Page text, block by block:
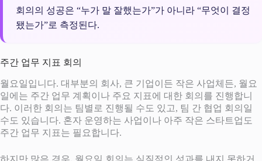
회의의 성공은 “누가 말 잘했는가”가 아니라 “무엇이 결정
됐는가”로 측정된다.
주간 업무 지표 회의
월요일입니다. 대부분의 회사, 큰 기업이든 작은 사업체든, 월요
일에는 주간 업무 계획이나 주요 지표에 대한 회의를 진행합니
다. 이러한 회의는 팀별로 진행될 수도 있고, 팀 간 협업 회의일
수도 있습니다. 혼자 운영하는 사업이나 아주 작은 스타트업도
주간 업무 지표는 필요합니다.
하지만 많은 경우, 월요일 회의는 실질적인 성과를 내지 못하거